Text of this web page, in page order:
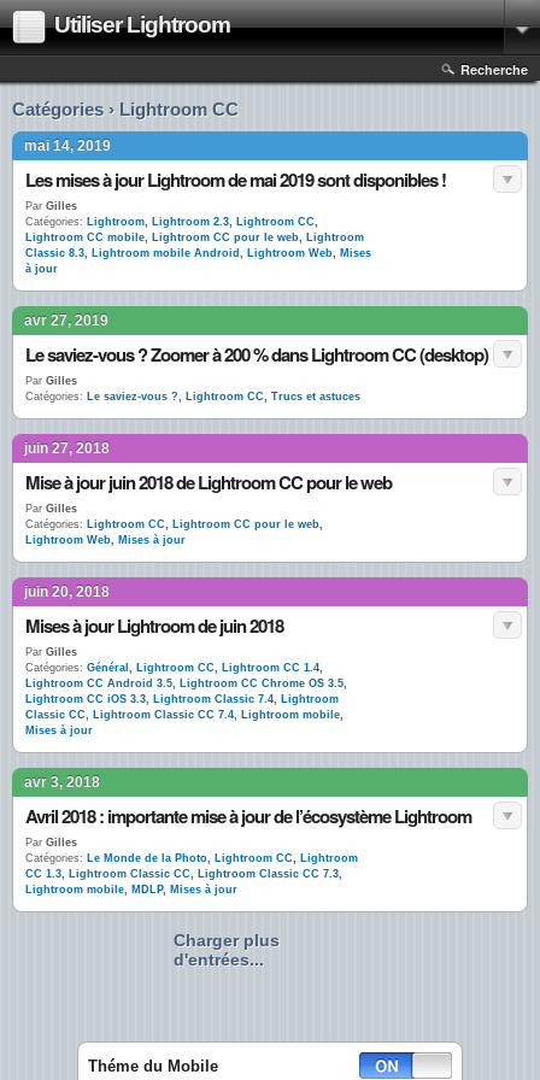
Utiliser Lightroom
Recherche
Catégories › Lightroom CC
mai 14, 2019
Les mises à jour Lightroom de mai 2019 sont disponibles !
Par Gilles
Catégories: Lightroom, Lightroom 2.3, Lightroom CC,
Lightroom CC mobile, Lightroom CC pour le web, Lightroom
Classic 8.3, Lightroom mobile Android , Lightroom Web, Mises
à jour
avr 27, 2019
Le saviez-vous ? Zoomer à 200 % dans Lightroom CC (desktop)
Par Gilles
Catégories: Le saviez-vous ?, Lightroom CC, Trucs et astuces
juin 27, 2018
Mise à jour juin 2018 de Lightroom CC pour le web
Par Gilles
Catégories: Lightroom CC, Lightroom CC pour le web,
Lightroom Web, Mises à jour
juin 20, 2018
Mises à jour Lightroom de juin 2018
Par Gilles
Catégories: Général , Lightroom CC, Lightroom CC 1.4,
Lightroom CC Android 3.5, Lightroom CC Chrome OS 3.5,
Lightroom CC iOS 3.3, Lightroom Classic 7.4, Lightroom
Classic CC, Lightroom Classic CC 7.4, Lightroom mobile,
Mises à jour
avr 3, 2018
Avril 2018 : importante mise à jour de l’écosystème Lightroom
Par Gilles
Catégories: Le Monde de la Photo, Lightroom CC, Lightroom
CC 1.3, Lightroom Classic CC, Lightroom Classic CC 7.3,
Lightroom mobile, MDLP, Mises à jour
Charger plus
d'entrées...
Théme du Mobile